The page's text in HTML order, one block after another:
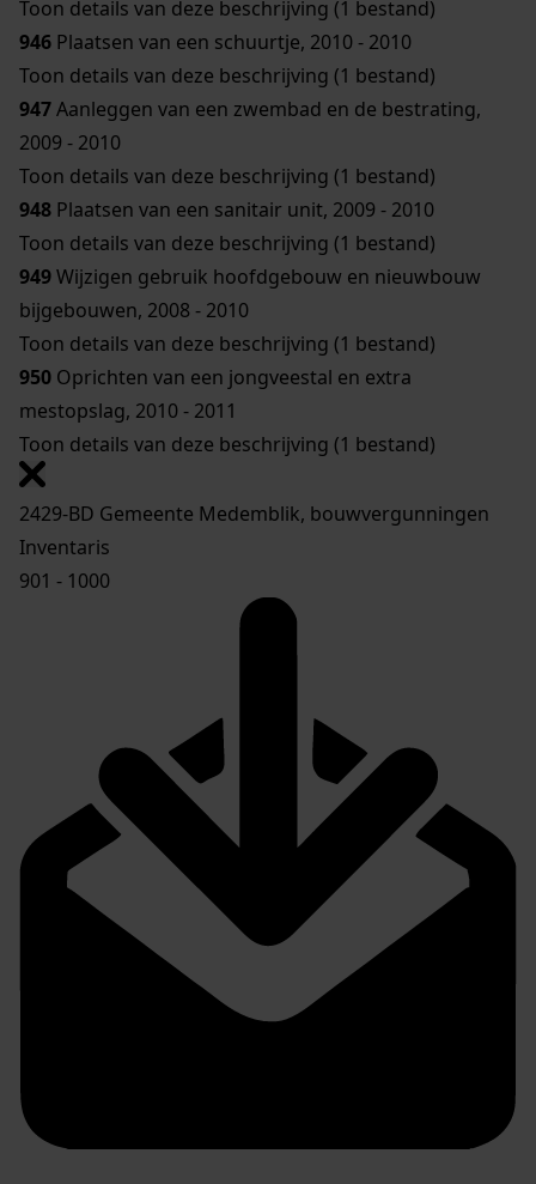
Toon details van deze beschrijving (1 bestand)
946 Plaatsen van een schuurtje, 2010 - 2010
Toon details van deze beschrijving (1 bestand)
947Aanleggen van een zwembad en de bestrating,
2009 - 2010
Toon details van deze beschrijving (1 bestand)
948 Plaatsen van een sanitair unit, 2009 - 2010
Toon details van deze beschrijving (1 bestand)
949Wijzigen gebruik hoofdgebouw en nieuwbouw
bijgebouwen, 2008 - 2010
Toon details van deze beschrijving (1 bestand)
950 Oprichten van een jongveestal en extra
mestopslag, 2010 - 2011
Toon details van deze beschrijving (1 bestand)
2429-BD Gemeente Medemblik, bouwvergunningen
Inventaris
901 - 1000